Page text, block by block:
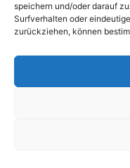
speichern und/oder darauf
Surfverhalten oder
zurückziehen, können